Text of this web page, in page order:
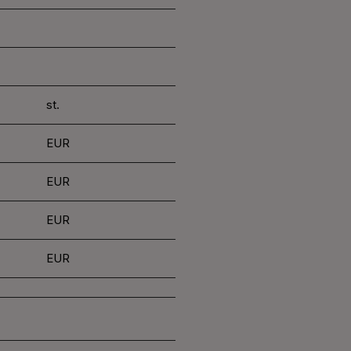
st.
EUR
EUR
EUR
EUR